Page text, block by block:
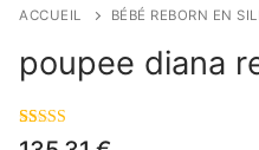
ACCUEIL BÉBÉ REBORN EN
poupee diana
Noté4.36
11